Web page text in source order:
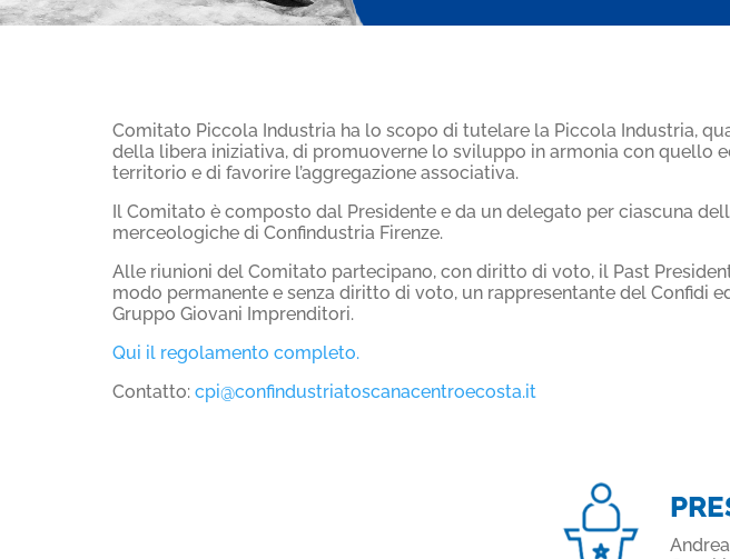
Comitato Piccola Industria ha lo scopo di tutelare la Piccola Industria,
della libera iniziativa, di promuoverne lo sviluppo in armonia con quello
territorio e di favorire l’aggregazione associativa.
Il Comitato è composto dal Presidente e da un delegato per ciascuna
merceologiche di Confindustria Firenze.
Alle riunioni del Comitato partecipano, con diritto di voto, il Past
modo permanente e senza diritto di voto, un rappresentante del Confidi
Gruppo Giovani Imprenditori.
Qui il regolamento completo.
Contatto: cpi@confindustriatoscanacentroecosta.it